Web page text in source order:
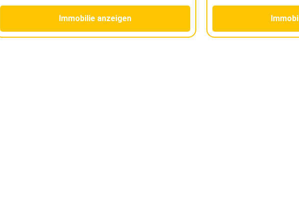
Immobilie anzeigen